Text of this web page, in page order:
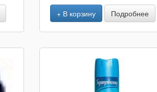
+ В корзину Подробнее